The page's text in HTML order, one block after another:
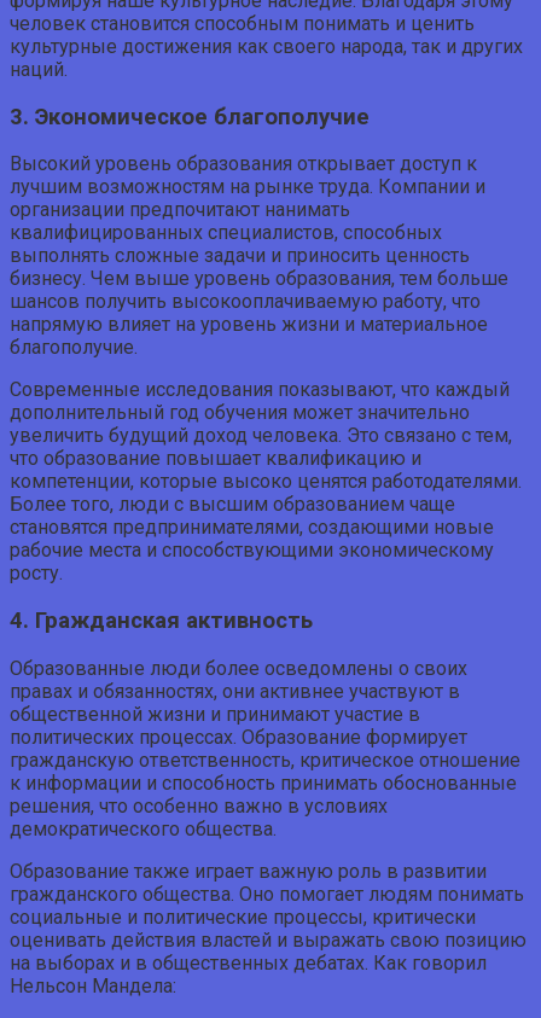
человек становится способным понимать и ценить
культурные достижения как своего народа, так и других
наций.
3. Экономическое благополучие
Высокий уровень образования открывает доступ к
лучшим возможностям на рынке труда. Компании и
организации предпочитают нанимать
квалифицированных специалистов, способных
выполнять сложные задачи и приносить ценность
бизнесу. Чем выше уровень образования, тем больше
шансов получить высокооплачиваемую работу, что
напрямую влияет на уровень жизни и материальное
благополучие.
Современные исследования показывают, что каждый
дополнительный год обучения может значительно
увеличить будущий доход человека. Это связано с тем,
что образование повышает квалификацию и
компетенции, которые высоко ценятся работодателями.
Более того, люди с высшим образованием чаще
становятся предпринимателями, создающими новые
рабочие места и способствующими экономическому
росту.
4. Гражданская активность
Образованные люди более осведомлены о своих
правах и обязанностях, они активнее участвуют в
общественной жизни и принимают участие в
политических процессах. Образование формирует
гражданскую ответственность, критическое отношение
к информации и способность принимать обоснованные
решения, что особенно важно в условиях
демократического общества.
Образование также играет важную роль в развитии
гражданского общества. Оно помогает людям понимать
социальные и политические процессы, критически
оценивать действия властей и выражать свою позицию
на выборах и в общественных дебатах. Как говорил
Нельсон Мандела: